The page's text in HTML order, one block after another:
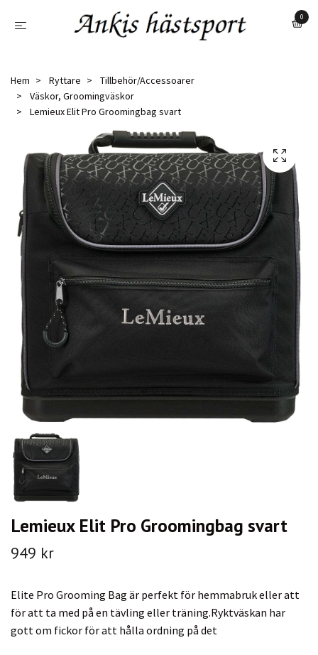
0
Hem Ryttare
Tillbehör/Accessoarer
Väskor, Groomingväskor
Lemieux Elit Pro Groomingbag svart
Lemieux Elit Pro Groomingbag svart
949 kr
Elite Pro Grooming Bag är perfekt för hemmabruk eller att
för att ta med på en tävling eller träning.Ryktväskan har
gott om fickor för att hålla ordning på det